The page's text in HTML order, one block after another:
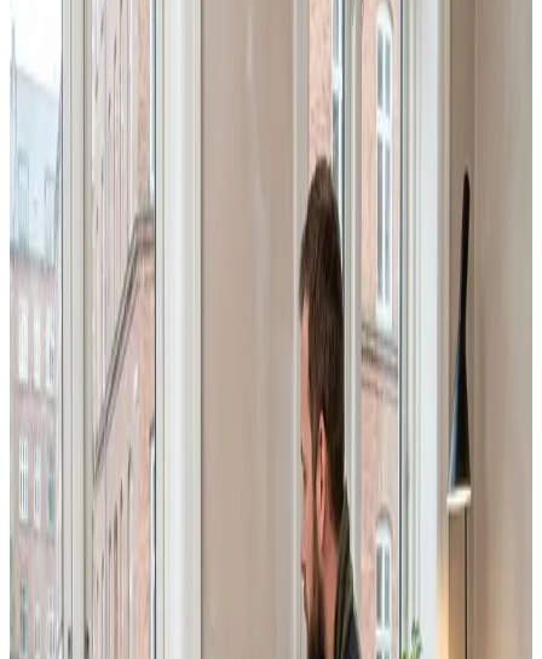
Erhverv, kontor og industri